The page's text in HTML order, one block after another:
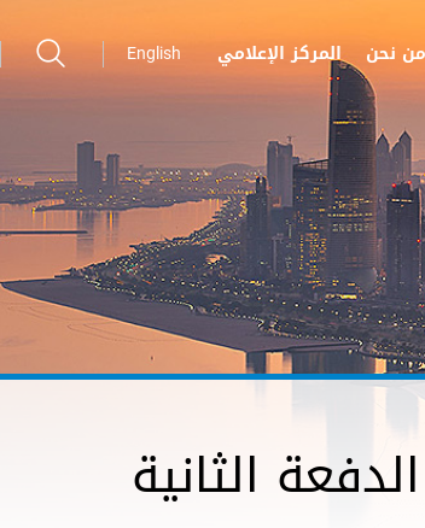
من نحن المركز الإعلامي English
بـ 42 خريجاً في الدفعة الثانية